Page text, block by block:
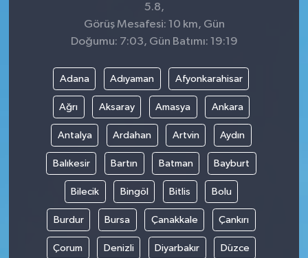
5.8,
Görüş Mesafesi: 10 km, Gün
Doğumu: 7:03, Gün Batımı: 19:19
Adana Adıyaman Afyonkarahisar
Ağrı Aksaray Amasya Ankara
Antalya Ardahan Artvin Aydın
Balıkesir Bartın Batman Bayburt
Bilecik Bingöl Bitlis Bolu
Burdur Bursa Çanakkale Çankırı
Çorum Denizli Diyarbakır Düzce